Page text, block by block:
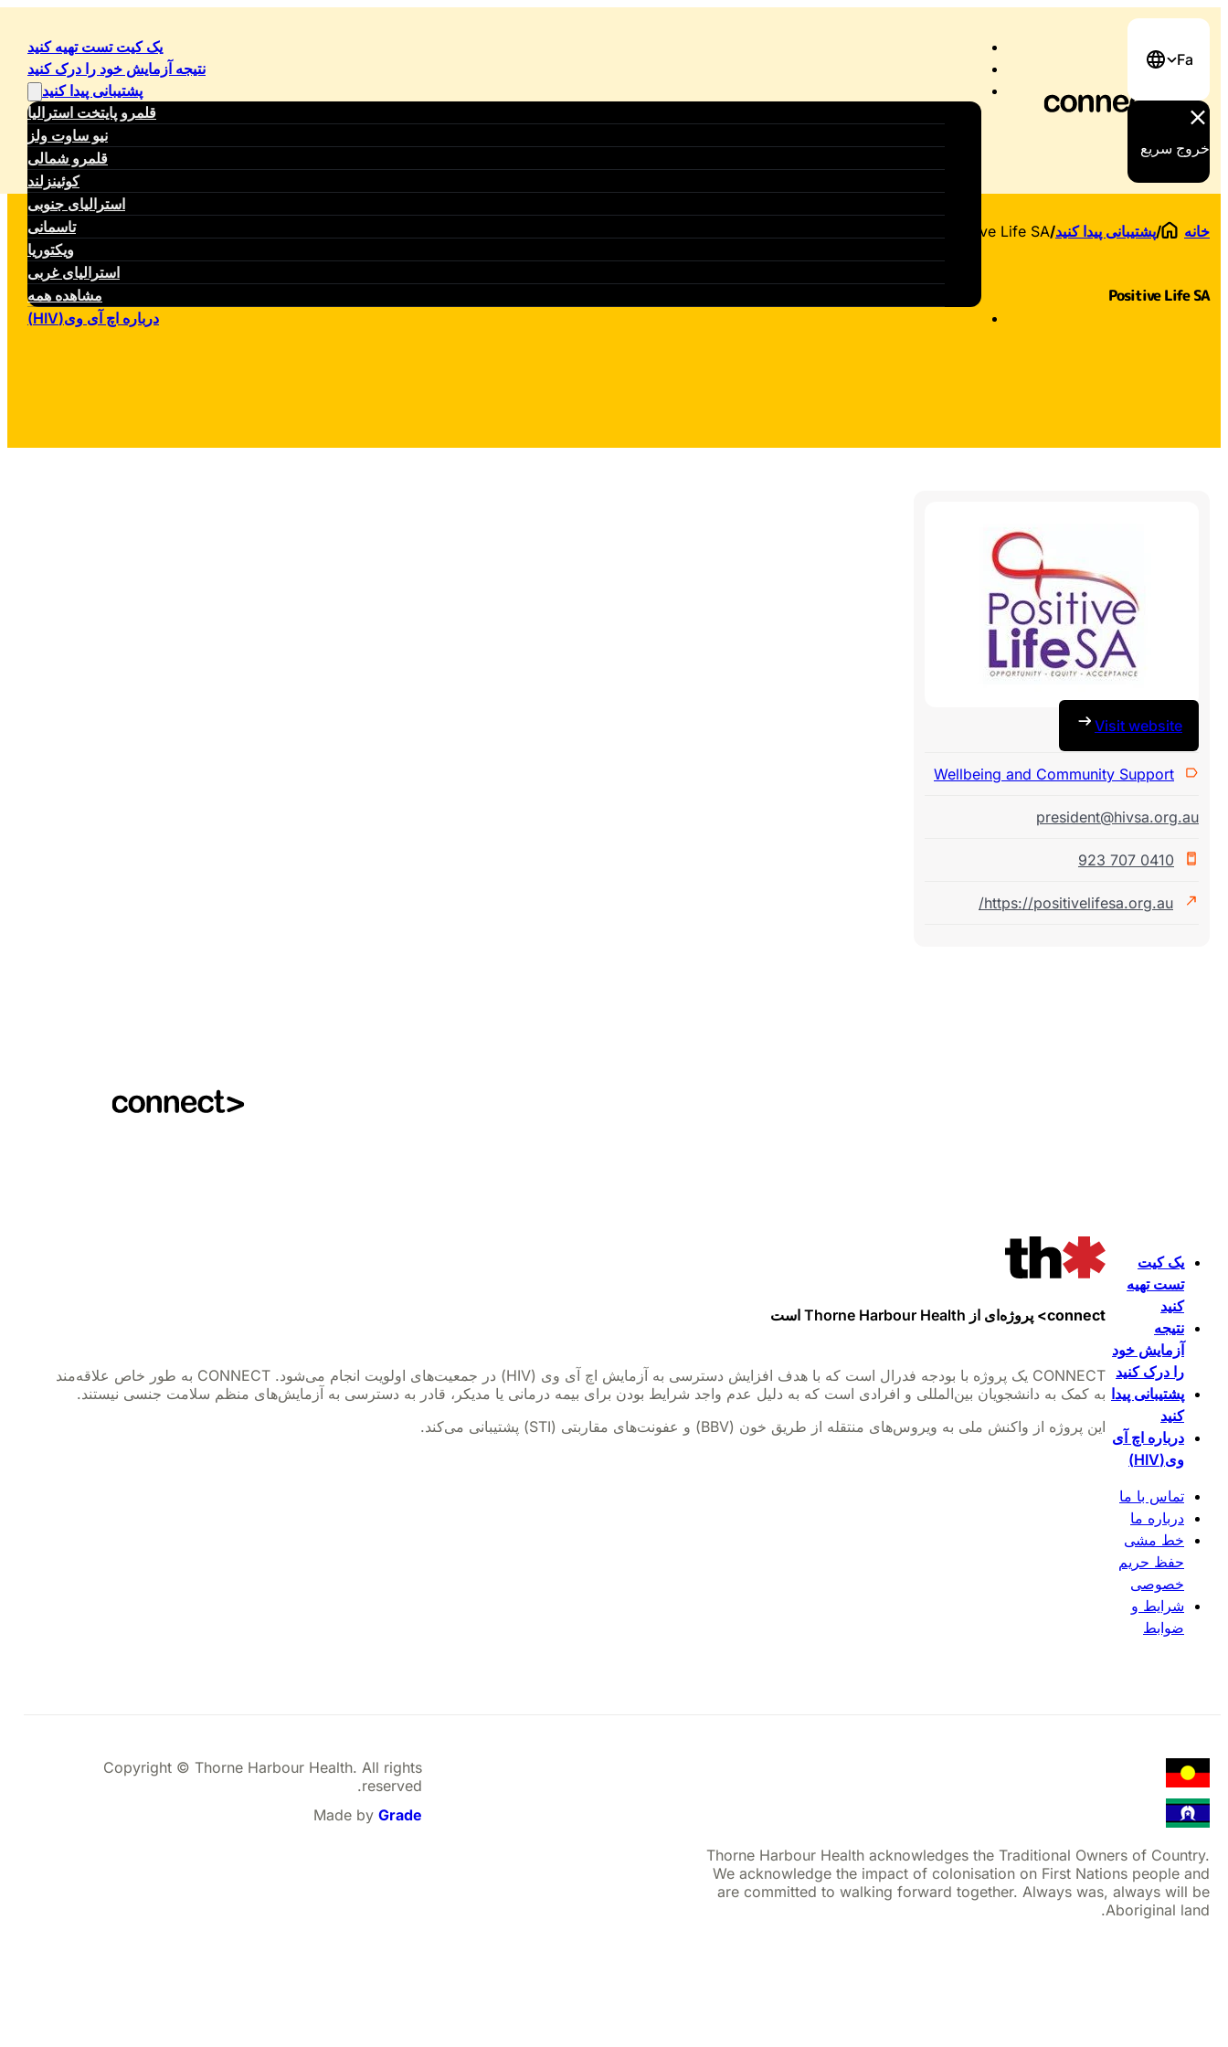
یک کیت تست تهیه کنید
نتیجه آزمایش خود را درک کنید
پشتیبانی پیدا کنید
قلمرو پایتخت استرالیا
نیو ساوت ولز
قلمرو شمالی
کوئینزلند
استرالیای جنوبی
تاسمانی
ویکتوریا
استرالیای غربی
مشاهده همه
درباره اچ آی وی(HIV)
Fa
خروج سریع
خانه /پشتیبانی پیدا کنید/
Positive Life SA
Positive Life SA
Visit website
Wellbeing and Community Support
president@hivsa.org.au
0410 707 923
https://positivelifesa.org.au/
یک کیت
تست تهیه
کنید
نتیجه
آزمایش خود
را درک کنید
پشتیبانی پیدا
کنید
درباره اچ آی
وی(HIV)
تماس با ما
درباره ما
خط مشی
حفظ حریم
خصوصی
شرایط و
ضوابط
connect> پروژه‌ای از Thorne Harbour Health است
CONNECT یک پروژه با بودجه فدرال است که با هدف افزایش دسترسی به آزمایش اچ آی وی (HIV) در جمعیت‌های اولویت انجام می‌شود. CONNECT به طور خاص علاقه‌مند
به کمک به دانشجویان بین‌المللی و افرادی است که به دلیل عدم واجد شرایط بودن برای بیمه درمانی یا مدیکر، قادر به دسترسی به آزمایش‌های منظم سلامت جنسی نیستند.
این پروژه از واکنش ملی به ویروس‌های منتقله از طریق خون (BBV) و عفونت‌های مقاربتی (STI) پشتیبانی می‌کند.
Thorne Harbour Health acknowledges the Traditional Owners of Country.
We acknowledge the impact of colonisation on First Nations people and
are committed to walking forward together. Always was, always will be
Aboriginal land.
Copyright © Thorne Harbour Health. All rights
reserved.
Made byGrade